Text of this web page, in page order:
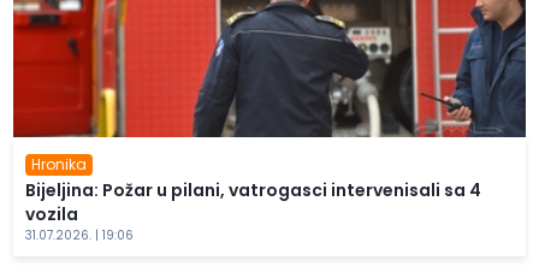
Hronika
Bijeljina: Požar u pilani, vatrogasci intervenisali sa 4
vozila
31.07.2026. | 19:06